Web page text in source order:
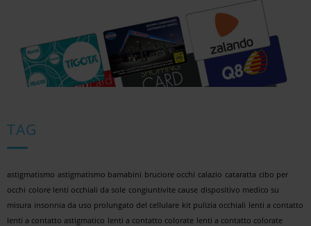
TAG
astigmatismo astigmatismo bamabini bruciore occhi calazio cataratta cibo per
occhi colore lenti occhiali da sole congiuntivite cause dispositivo medico su
misura insonnia da uso prolungato del cellulare kit pulizia occhiali lenti a contatto
lenti a contatto astigmatico lenti a contatto colorate lenti a contatto colorate